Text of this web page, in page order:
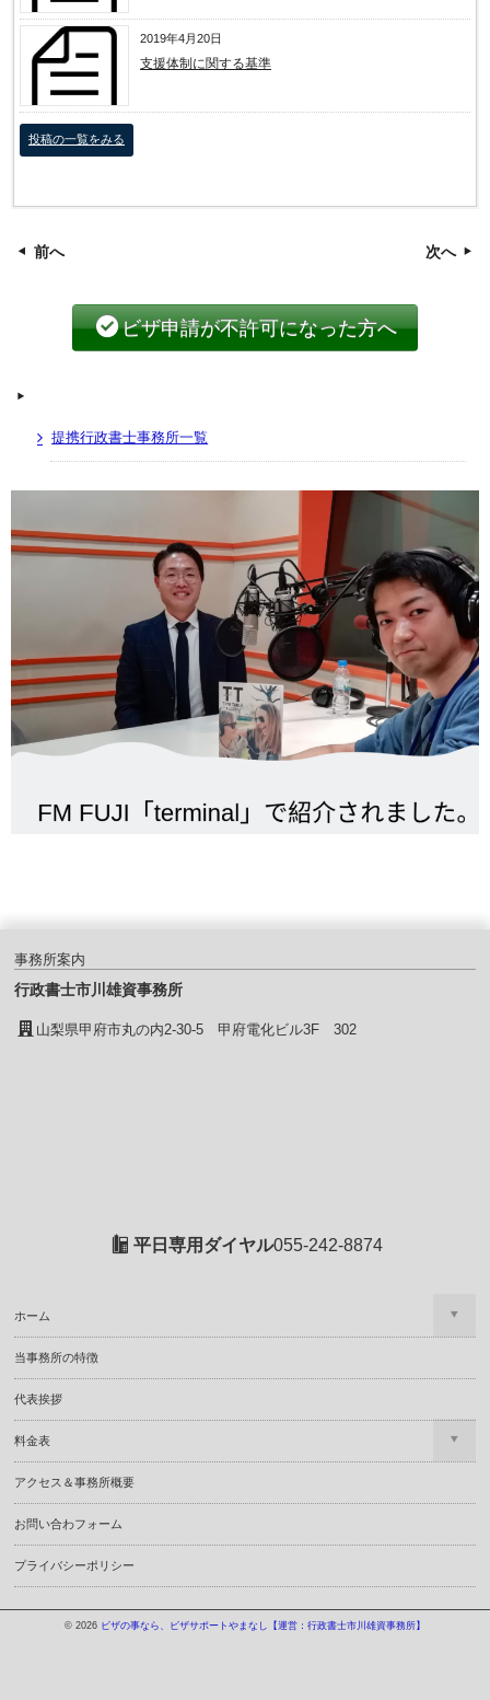
2019年4月20日
支援体制に関する基準
投稿の一覧をみる
前へ 次へ
ビザ申請が不許可になった方へ
提携行政書士事務所一覧
事務所案内
行政書士市川雄資事務所
山梨県甲府市丸の内2-30-5 甲府電化ビル3F 302
平日専用ダイヤル055-242-8874
ホーム
当事務所の特徴
代表挨拶
料金表
アクセス＆事務所概要
お問い合わフォーム
プライバシーポリシー
© 2026 ビザの事なら、ビザサポートやまなし【運営：行政書士市川雄資事務所】